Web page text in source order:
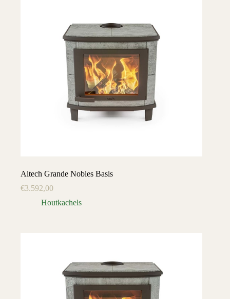
Altech Grande Nobles Basis
€3.592,00
Houtkachels